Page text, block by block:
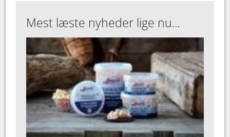
Mest læste nyheder lige nu...